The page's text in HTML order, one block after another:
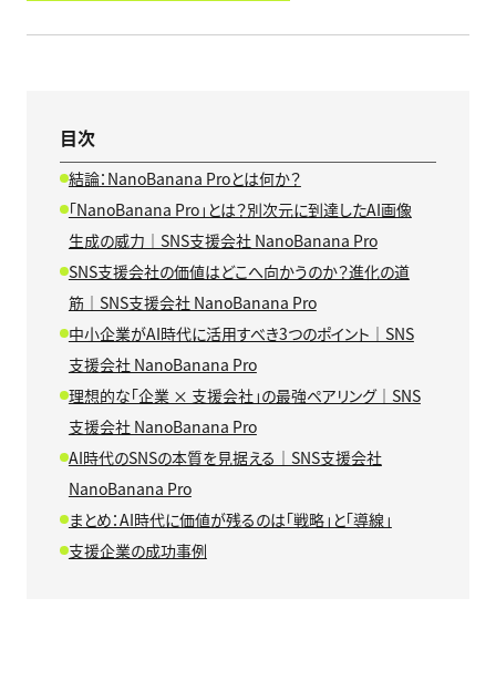
目次
結論：NanoBanana Proとは何か？
「NanoBanana Pro」とは？別次元に到達したAI画像
生成の威力｜SNS支援会社 NanoBanana Pro
SNS支援会社の価値はどこへ向かうのか？進化の道
筋｜SNS支援会社 NanoBanana Pro
中小企業がAI時代に活用すべき3つのポイント｜SNS
支援会社 NanoBanana Pro
理想的な「企業 × 支援会社」の最強ペアリング｜SNS
支援会社 NanoBanana Pro
AI時代のSNSの本質を見据える｜SNS支援会社
NanoBanana Pro
まとめ：AI時代に価値が残るのは「戦略」と「導線」
支援企業の成功事例